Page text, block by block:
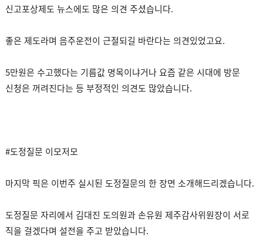
신고포상제도 뉴스에도 많은 의견 주셨습니다.
좋은 제도라며 음주운전이 근절되길 바란다는 의견있었고요.
5만원은 수고했다는 기름값 명목이냐거나 요즘 같은 시대에 방문
신청은 꺼려진다는 등 부정적인 의견도 많았습니다.
#도정질문 이모저모
마지막 픽은 이번주 실시된 도정질문의 한 장면 소개해드리겠습니다.
도정질문 자리에서 김대진 도의원과 손유원 제주감사위원장이 서로
직을 걸겠다며 설전을 주고 받았습니다.